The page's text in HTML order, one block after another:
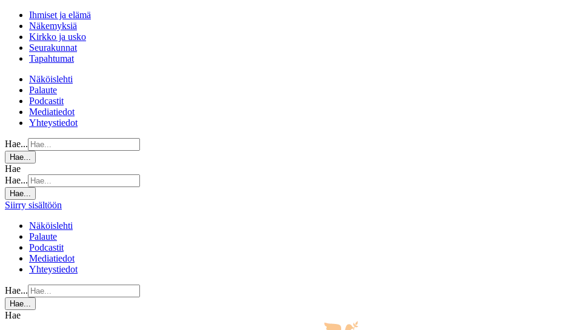
Ihmiset ja elämä
Näkemyksiä
Kirkko ja usko
Seurakunnat
Tapahtumat
Näköislehti
Palaute
Podcastit
Mediatiedot
Yhteystiedot
Hae...
Hae...
Hae
Hae...
Hae...
Siirry sisältöön
Näköislehti
Palaute
Podcastit
Mediatiedot
Yhteystiedot
Hae...
Hae...
Hae